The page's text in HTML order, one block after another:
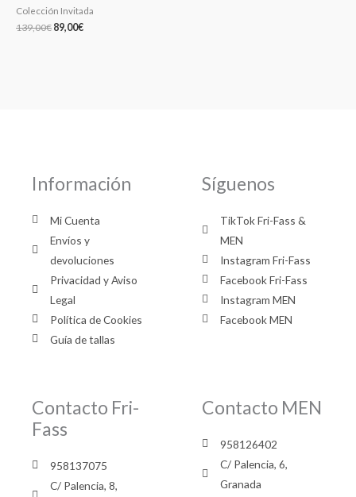
Colección Invitada
139,00€ 89,00€
Información
Mi Cuenta
Envíos y
devoluciones
Privacidad y Aviso
Legal
Política de Cookies
Guía de tallas
Síguenos
TikTok Fri-Fass &
MEN
Instagram Fri-Fass
Facebook Fri-Fass
Instagram MEN
Facebook MEN
Contacto Fri-
Fass
958137075
C/ Palencia, 8,
Contacto MEN
958126402
C/ Palencia, 6,
Granada